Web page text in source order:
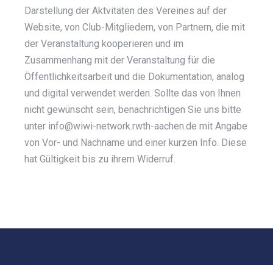
Darstellung der Aktvitäten des Vereines auf der
Website, von Club-Mitgliedern, von Partnern, die mit
der Veranstaltung kooperieren und im
Zusammenhang mit der Veranstaltung für die
Öffentlichkeitsarbeit und die Dokumentation, analog
und digital verwendet werden. Sollte das von Ihnen
nicht gewünscht sein, benachrichtigen Sie uns bitte
unter info@wiwi-network.rwth-aachen.de mit Angabe
von Vor- und Nachname und einer kurzen Info. Diese
hat Gültigkeit bis zu ihrem Widerruf.